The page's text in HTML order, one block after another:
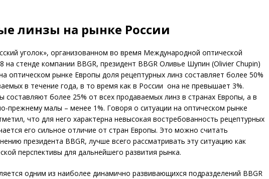
линзы на рынке России
уголок», организованном во время Международной оптической
на стенде компании BBGR, президент BBGR Оливье Шупин (Olivier Chupin)
оптическом рынке Европы доля рецептурных линз составляет более 50%
в течение года, в то время как в России она не превышает 3%.
составляют более 25% от всех продаваемых линз в странах Европы, а в
прежнему малы – менее 1%. Говоря о ситуации на оптическом рынке
что для него характерна невысокая востребованность рецептурных
его сильное отличие от стран Европы. Это можно считать
президента BBGR, лучше всего рассматривать эту ситуацию как
перспективы для дальнейшего развития рынка.
одним из наиболее динамично развивающихся подразделений BBGR